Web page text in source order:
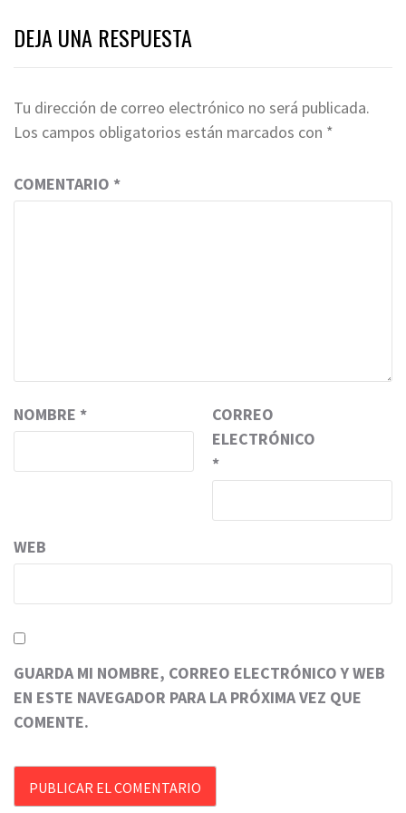
DEJA UNA RESPUESTA
Tu dirección de correo electrónico no será publicada.
Los campos obligatorios están marcados con *
COMENTARIO *
NOMBRE *
CORREO
ELECTRÓNICO
*
WEB
GUARDA MI NOMBRE, CORREO ELECTRÓNICO Y WEB
EN ESTE NAVEGADOR PARA LA PRÓXIMA VEZ QUE
COMENTE.